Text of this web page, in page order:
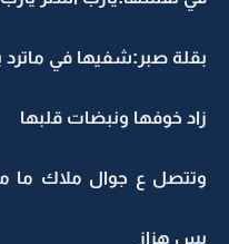
بقلة صبر:شفيها في ماترد
زاد خوفها ونبضات قلبها
وتتصل ع جوال ملاك
بس هزاز